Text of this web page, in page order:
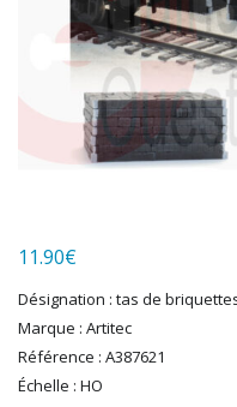
HERKAT
HUMBROL
ITALERI
JOUEF
KOLIBRI
LGB
MARLKIN
NOREV
NOVATEUR MODELES
PECO
PG mini
11.90€
Désignation : tas de
Marque : Artitec
Référence : A387621
Échelle : HO